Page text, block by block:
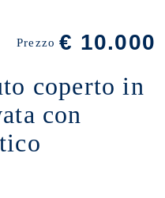
Prezzo€ 10.000
coperto in
con